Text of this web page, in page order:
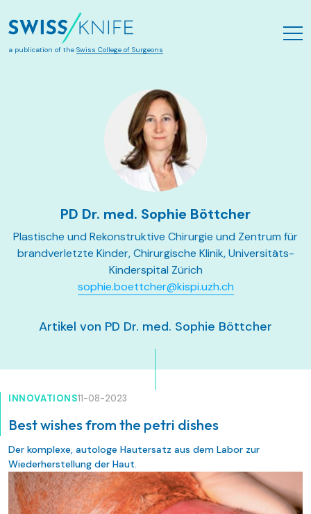
a publication of the Swiss College of Surgeons
PD Dr. med. Sophie Böttcher
Plastische und Rekonstruktive Chirurgie und Zentrum für
brandverletzte Kinder, Chirurgische Klinik, Universitäts-
Kinderspital Zürich
sophie.boettcher@kispi.uzh.ch
Artikel von PD Dr. med. Sophie Böttcher
INNOVATIONS11-08-2023
Best wishes from the petri dishes
Der komplexe, autologe Hautersatz aus dem Labor zur
Wiederherstellung der Haut.